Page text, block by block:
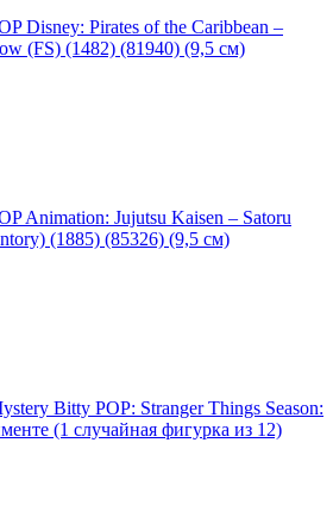
Disney: Pirates of the Caribbean –
(FS) (1482) (81940) (9,5 см)
Animation: Jujutsu Kaisen – Satoru
(1885) (85326) (9,5 см)
Bitty POP: Stranger Things Season:
(1 случайная фигурка из 12)